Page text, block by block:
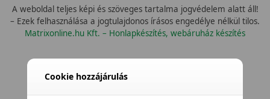
A weboldal teljes képi és szöveges tartalma jogvédelem alatt áll!
– Ezek felhasználása a jogtulajdonos írásos engedélye nélkül tilos.
Matrixonline.hu Kft. – Honlapkészítés, webáruház készítés
Cookie hozzájárulás